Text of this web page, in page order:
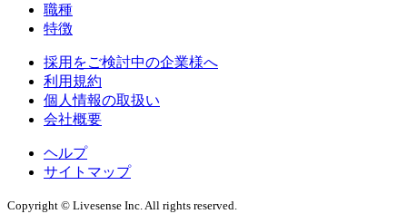
職種
特徴
採用をご検討中の企業様へ
利用規約
個人情報の取扱い
会社概要
ヘルプ
サイトマップ
Copyright © Livesense Inc. All rights reserved.